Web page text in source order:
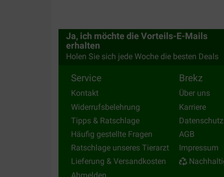
Ja, ich möchte die Vorteils-E-Mails
erhalten
Holen Sie sich jede Woche die besten Deals
Service
Kontakt
Widerrufsbelehrung
Tipps & Ratschlage
Häufig gestellte Fragen
Ratschlage unseres Tierarzt
Lieferung & Versandkosten
Abmelden
Brekz
Über uns
Karriere
Datenschutz
AGB
Impressum